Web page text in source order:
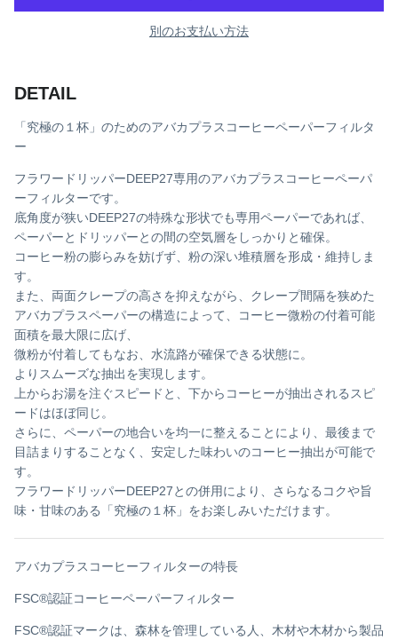
別のお支払い方法
DETAIL
「究極の１杯」のためのアバカプラスコーヒーペーパーフィルタ
ー
フラワードリッパーDEEP27専用のアバカプラスコーヒーペーパ
ーフィルターです。
底角度が狭いDEEP27の特殊な形状でも専用ペーパーであれば、
ペーパーとドリッパーとの間の空気層をしっかりと確保。
コーヒー粉の膨らみを妨げず、粉の深い堆積層を形成・維持しま
す。
また、両面クレープの高さを抑えながら、クレープ間隔を狭めた
アバカプラスペーパーの構造によって、コーヒー微粉の付着可能
面積を最大限に広げ、
微粉が付着してもなお、水流路が確保できる状態に。
よりスムーズな抽出を実現します。
上からお湯を注ぐスピードと、下からコーヒーが抽出されるスピ
ードはほぼ同じ。
さらに、ペーパーの地合いを均一に整えることにより、最後まで
目詰まりすることなく、安定した味わいのコーヒー抽出が可能で
す。
フラワードリッパーDEEP27との併用により、さらなるコクや旨
味・甘味のある「究極の１杯」をお楽しみいただけます。
アバカプラスコーヒーフィルターの特長
FSC®認証コーヒーペーパーフィルター
FSC®認証マークは、森林を管理している人、木材や木材から製品